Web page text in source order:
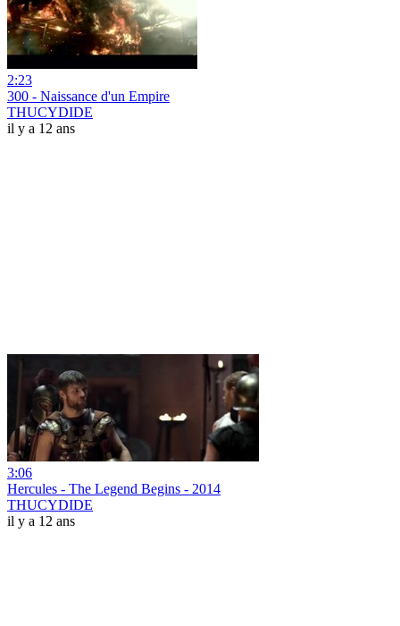
2:23
300 - Naissance d'un Empire
THUCYDIDE
il y a 12 ans
3:06
Hercules - The Legend Begins - 2014
THUCYDIDE
il y a 12 ans